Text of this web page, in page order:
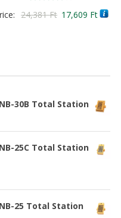
4.00
24,381Ft Original
17,609 Ft
30B Total Station
25C Total Station
25 Total Station